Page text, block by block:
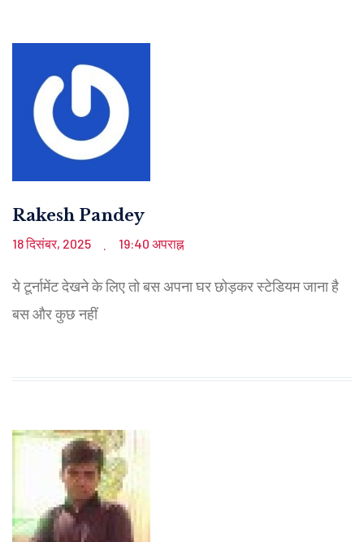
Rakesh Pandey
18 दिसंबर, 2025 . 19:40 अपराह्न
ये टूर्नामेंट देखने के लिए तो बस अपना घर छोड़कर स्टेडियम जाना है
बस और कुछ नहीं